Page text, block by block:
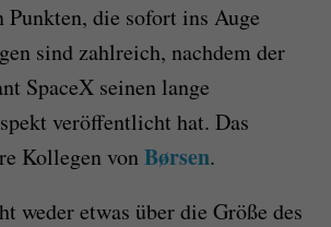
Punkten, die sofort ins Auge
sind zahlreich, nachdem der
SpaceX seinen lange
veröffentlicht hat. Das
Kollegen vonBørsen.
weder etwas über die Größe des